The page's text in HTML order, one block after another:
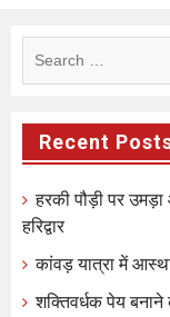
Recent
हरकी पौड़ी पर
हरिद्वार
कांवड़ यात्रा में
शक्तिवर्धक पेय बनाने